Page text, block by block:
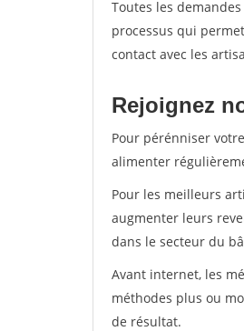
Toutes les
processus qui
contact avec les
Rejoignez
Pour pérénniser
alimenter
Pour les meilleurs
augmenter leurs
dans le secteur du
Avant internet, les
méthodes plus ou
de résultat.